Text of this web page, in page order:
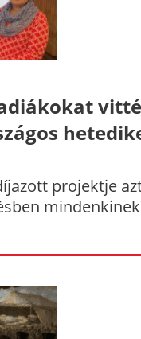
projektje